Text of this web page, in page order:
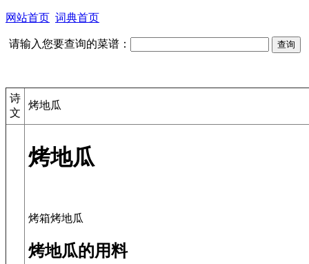
网站首页 词典首页
请输入您要查询的菜谱：
诗
文
烤地瓜
烤地瓜
烤地瓜的用料